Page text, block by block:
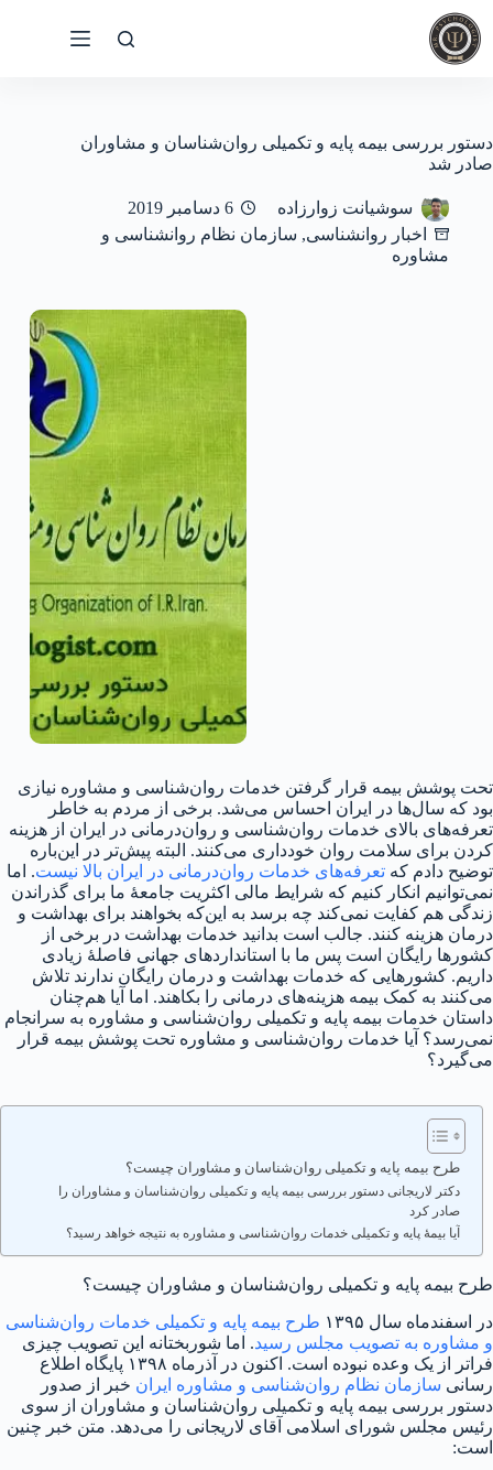
پرش
به
محتوا
دستور بررسی بیمه پایه و تکمیلی روان‌شناسان و مشاوران
صادر شد
سوشیانت زوارزاده
6 دسامبر 2019
اخبار روانشناسی, سازمان نظام روانشناسی و
مشاوره
تحت پوشش بیمه قرار گرفتن خدمات روان‌شناسی و مشاوره نیازی
بود که سال‌ها در ایران احساس می‌شد. برخی از مردم به خاطر
تعرفه‌های بالای خدمات روان‌شناسی و روان‌درمانی در ایران از هزینه
کردن برای سلامت روان خودداری می‌کنند. البته پیش‌تر در این‌باره
توضیح دادم که تعرفه‌های خدمات روان‌درمانی در ایران بالا نیست. اما
نمی‌توانیم انکار کنیم که شرایط مالی اکثریت جامعهٔ ما برای گذراندن
زندگی هم کفایت نمی‌کند چه برسد به این‌که بخواهند برای بهداشت و
درمان هزینه کنند. جالب است بدانید خدمات بهداشت در برخی از
کشورها رایگان است پس ما با استانداردهای جهانی فاصلهٔ زیادی
داریم. کشورهایی که خدمات بهداشت و درمان رایگان ندارند تلاش
می‌کنند به کمک بیمه هزینه‌های درمانی را بکاهند. اما آیا هم‌چنان
داستان خدمات بیمه پایه و تکمیلی روان‌شناسی و مشاوره به سرانجام
نمی‌رسد؟ آیا خدمات روان‌شناسی و مشاوره تحت پوشش بیمه قرار
می‌گیرد؟
طرح بیمه پایه و تکمیلی روان‌شناسان و مشاوران چیست؟
دکتر لاریجانی دستور بررسی بیمه پایه و تکمیلی روان‌شناسان و مشاوران را
صادر کرد
آیا بیمهٔ پایه و تکمیلی خدمات روان‌شناسی و مشاوره به نتیجه خواهد رسید؟
طرح بیمه پایه و تکمیلی روان‌شناسان و مشاوران چیست؟
در اسفندماه سال ۱۳۹۵
طرح بیمه پایه و تکمیلی خدمات روان‌شناسی
و مشاوره به تصویب مجلس رسید. اما شوربختانه این تصویب چیزی
فراتر از یک وعده نبوده است. اکنون در آذرماه ۱۳۹۸ پایگاه اطلاع
رسانی سازمان نظام روان‌شناسی و مشاوره ایران خبر از صدور
دستور بررسی بیمه پایه و تکمیلی روان‌شناسان و مشاوران از سوی
رئیس مجلس شورای اسلامی آقای لاریجانی را می‌دهد. متن خبر چنین
است: